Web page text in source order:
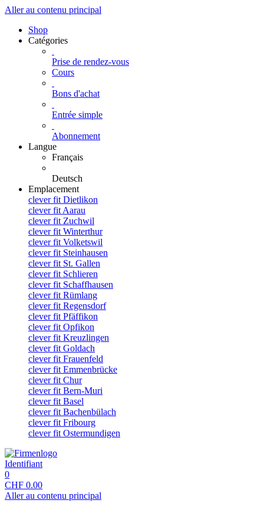
Aller au contenu principal
Shop
Catégories
Prise de rendez-vous
Cours
Bons d'achat
Entrée simple
Abonnement
Langue
Français
Deutsch
Emplacement
clever fit Dietlikon
clever fit Aarau
clever fit Zuchwil
clever fit Winterthur
clever fit Volketswil
clever fit Steinhausen
clever fit St. Gallen
clever fit Schlieren
clever fit Schaffhausen
clever fit Rümlang
clever fit Regensdorf
clever fit Pfäffikon
clever fit Opfikon
clever fit Kreuzlingen
clever fit Goldach
clever fit Frauenfeld
clever fit Emmenbrücke
clever fit Chur
clever fit Bern-Muri
clever fit Basel
clever fit Bachenbülach
clever fit Fribourg
clever fit Ostermundigen
Identifiant
0
CHF 0.00
Aller au contenu principal